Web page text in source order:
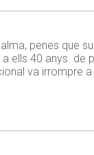
penes que
ells 40 anys. de
va irrompre